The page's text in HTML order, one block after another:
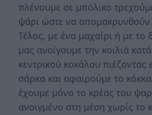
πλένουμε σε μπόλικο
ψάρι ώστε να απομακρυνθούν
Τέλος, με ένα μαχαίρι ή με το
μας ανοίγουμε την κοιλιά
κεντρικού κοκάλου
σάρκα και αφαιρούμε το
έχουμε μόνο το κρέας του
ανοιγμένο στη μέση χωρίς το